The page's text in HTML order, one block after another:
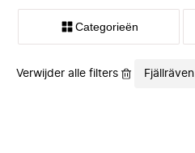
Categorieën
Verwijder alle filters Fjällräven